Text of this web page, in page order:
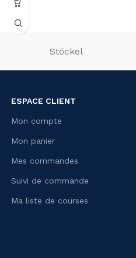
Stöckel
ESPACE CLIENT
Mon compte
Mon panier
Mes commandes
Suivi de commande
Ma liste de courses